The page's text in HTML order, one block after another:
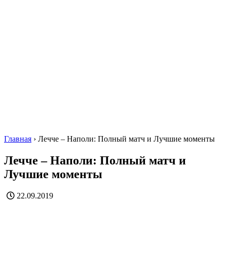
Главная › Лечче – Наполи: Полный матч и Лучшие моменты
Лечче – Наполи: Полный матч и
Лучшие моменты
22.09.2019